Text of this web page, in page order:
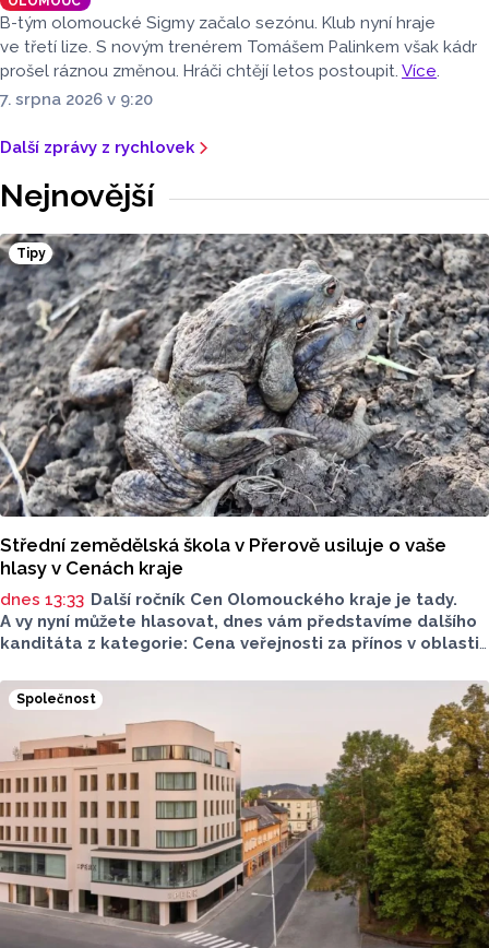
B-tým olomoucké Sigmy začalo sezónu. Klub nyní hraje
ve třetí lize. S novým trenérem Tomášem Palinkem však kádr
prošel ráznou změnou. Hráči chtějí letos postoupit. Více.
7. srpna 2026 v 9:20
Další zprávy z rychlovek
Nejnovější
Tipy
Střední zemědělská škola v Přerově usiluje o vaše
hlasy v Cenách kraje
dnes 13:33 Další ročník Cen Olomouckého kraje je tady.
A vy nyní můžete hlasovat, dnes vám představíme dalšího
kanditáta z kategorie: Cena veřejnosti za přínos v oblasti
v Přerově, která má nominaci v kategorii: Významný počin
v ochraně životního prostředí - právnická osoba.
Společnost